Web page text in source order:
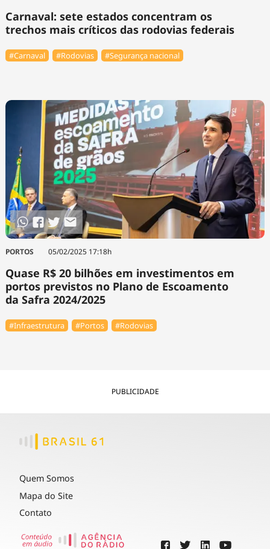
Carnaval: sete estados concentram os
trechos mais críticos das rodovias federais
#Carnaval #Rodovias #Segurança nacional
PORTOS 05/02/2025 17:18h
Quase R$ 20 bilhões em investimentos em
portos previstos no Plano de Escoamento
da Safra 2024/2025
#Infraestrutura #Portos #Rodovias
PUBLICIDADE
Quem Somos
Mapa do Site
Contato